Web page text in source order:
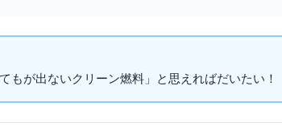
が出ないクリーン燃料」と思えればだいたいOK！